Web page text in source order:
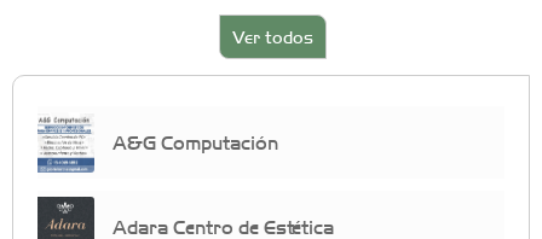
Ver todos
A&G Computación
Adara Centro de Estética